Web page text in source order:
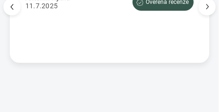
11.7.2025
Oveřená recenze